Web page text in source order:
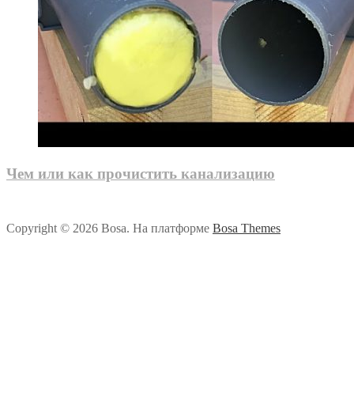
Чем или как прочистить канализацию
Copyright © 2026 Bosa. На платформе Bosa Themes